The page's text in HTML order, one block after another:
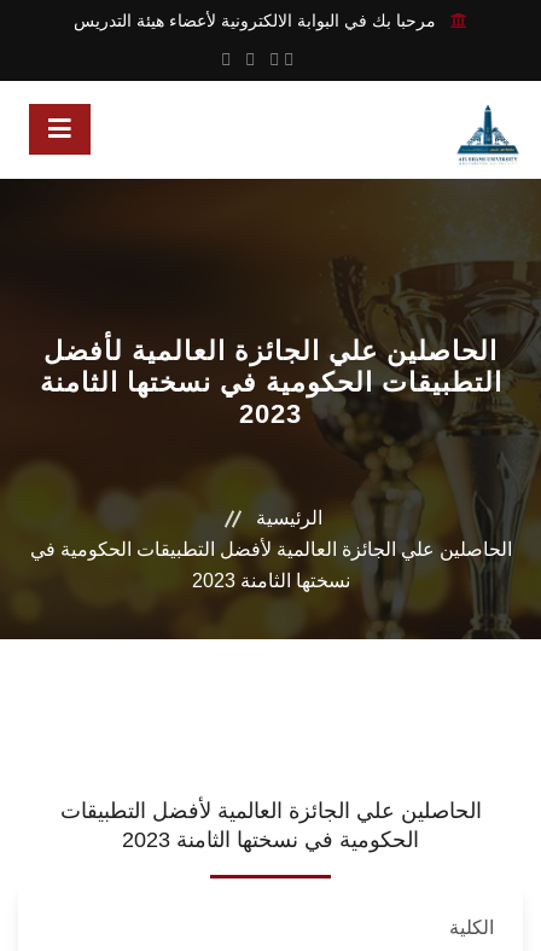
مرحبا بك في البوابة الالكترونية لأعضاء هيئة التدريس
الحاصلين علي الجائزة العالمية لأفضل
التطبيقات الحكومية في نسختها الثامنة
2023
الرئيسية
الحاصلين علي الجائزة العالمية لأفضل التطبيقات الحكومية في
نسختها الثامنة 2023
الحاصلين علي الجائزة العالمية لأفضل التطبيقات
الحكومية في نسختها الثامنة 2023
الكلية